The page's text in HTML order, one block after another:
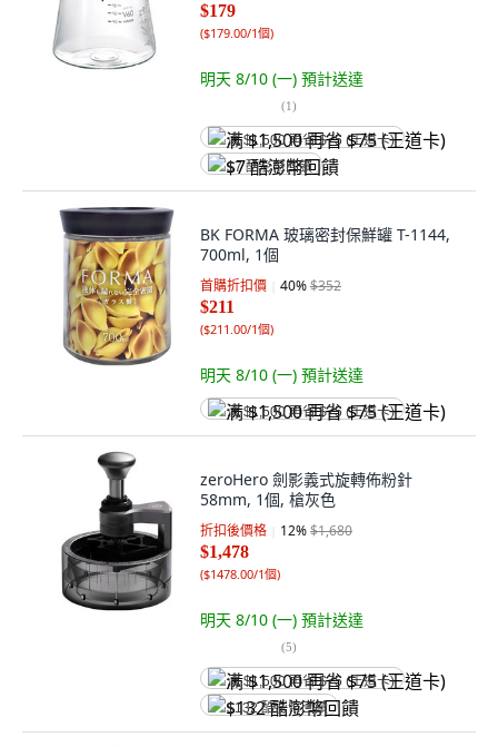
$179
($179.00/1個)
明天 8/10 (一) 預計送達
(1)
满 $1,500 再省 $75 (王道卡)
$7 酷澎幣回饋
BK FORMA 玻璃密封保鮮罐 T-1144,
700ml, 1個
首購折扣價 40%$352
$211
($211.00/1個)
明天 8/10 (一) 預計送達
满 $1,500 再省 $75 (王道卡)
zeroHero 劍影義式旋轉佈粉針
58mm, 1個, 槍灰色
折扣後價格 12%$1,680
$1,478
($1478.00/1個)
明天 8/10 (一) 預計送達
(5)
满 $1,500 再省 $75 (王道卡)
$132 酷澎幣回饋